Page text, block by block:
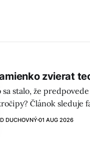
zvierat
sa stalo, že
Článok
evanjelickej
DUCHOVNÝ 01 AUG 2026